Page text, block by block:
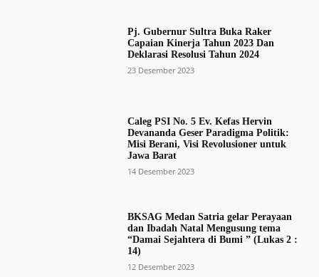
Pj. Gubernur Sultra Buka Raker
Capaian Kinerja Tahun 2023 Dan
Deklarasi Resolusi Tahun 2024
23 Desember 2023
Caleg PSI No. 5 Ev. Kefas Hervin
Devananda Geser Paradigma Politik:
Misi Berani, Visi Revolusioner untuk
Jawa Barat
14 Desember 2023
BKSAG Medan Satria gelar Perayaan
dan Ibadah Natal Mengusung tema
“Damai Sejahtera di Bumi ” (Lukas 2 :
14)
12 Desember 2023